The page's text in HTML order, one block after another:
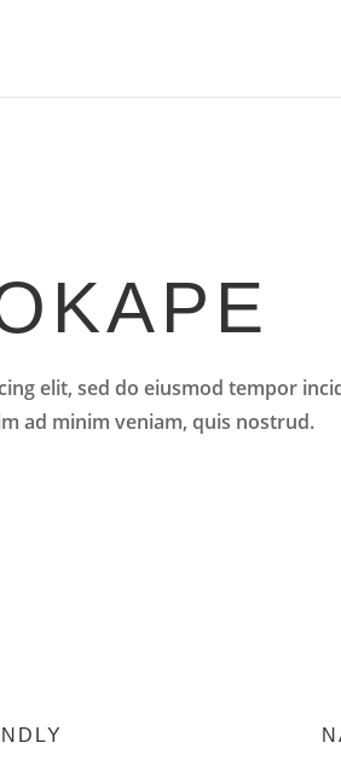
elit, sed do eiusmod tempor
ad minim veniam, quis nostrud.